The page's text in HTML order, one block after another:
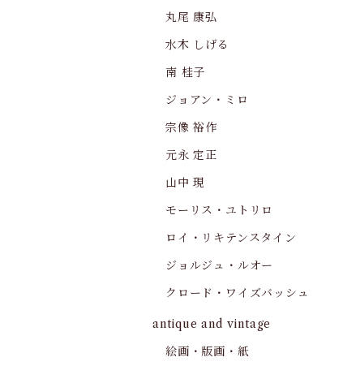
丸尾 康弘
水木 しげる
南 桂子
ジョアン・ミロ
宗像 裕作
元永 定正
山中 現
モーリス・ユトリロ
ロイ・リキテンスタイン
ジョルジュ・ルオー
クロード・ワイズバッシュ
antique and vintage
絵画・版画・紙